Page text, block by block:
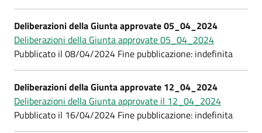
Deliberazioni della Giunta approvate 05_04_2024
Deliberazioni della Giunta approvate 05_04_2024
Pubblicato il 08/04/2024 Fine pubblicazione: indefinita
Deliberazioni della Giunta approvate 12_04_2024
Deliberazioni della Giunta approvate il 12_04_2024
Pubblicato il 16/04/2024 Fine pubblicazione: indefinita